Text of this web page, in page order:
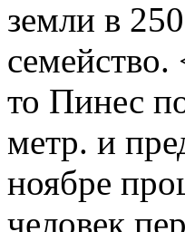
земли в
то Пинес
метр. и
ноябре
человек